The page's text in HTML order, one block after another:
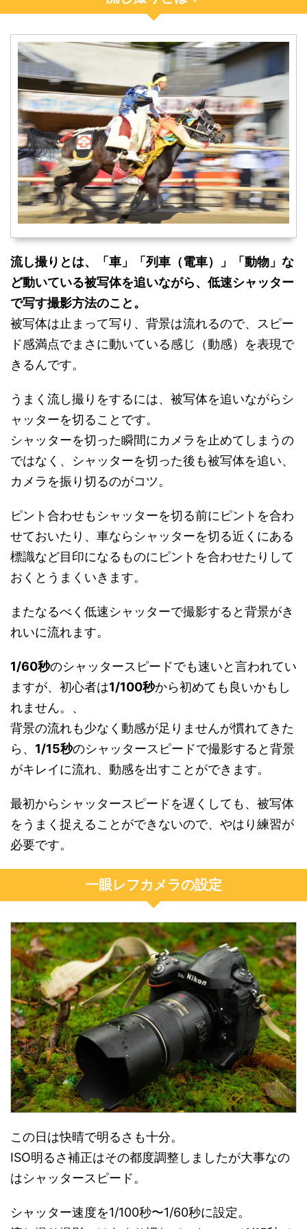
流し撮りとは、「車」「列車（電車）」「動物」な
ど動いている被写体を追いながら、低速シャッター
で写す撮影方法のこと。
被写体は止まって写り、背景は流れるので、スピー
ド感満点でまさに動いている感じ（動感）を表現で
きるんです。
うまく流し撮りをするには、被写体を追いながらシ
ャッターを切ることです。
シャッターを切った瞬間にカメラを止めてしまうの
ではなく、シャッターを切った後も被写体を追い、
カメラを振り切るのがコツ。
ピント合わせもシャッターを切る前にピントを合わ
せておいたり、車ならシャッターを切る近くにある
標識など目印になるものにピントを合わせたりして
おくとうまくいきます。
またなるべく低速シャッターで撮影すると背景がき
れいに流れます。
1/60秒のシャッタースピードでも速いと言われてい
ますが、初心者は1/100秒から初めても良いかもし
れません。、
背景の流れも少なく動感が足りませんが慣れてきた
ら、 1/15秒のシャッタースピードで撮影すると背景
がキレイに流れ、動感を出すことができます。
最初からシャッタースピードを遅くしても、被写体
をうまく捉えることができないので、やはり練習が
必要です。
一眼レフカメラの設定
この日は快晴で明るさも十分。
ISO明るさ補正はその都度調整しましたが大事なの
はシャッタースピード。
シャッター速度を1/100秒〜1/60秒に設定。